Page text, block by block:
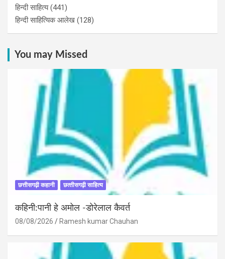
हिन्दी साहित्य(441)
हिन्दी साहित्यिक आलेख (128)
You may Missed
छत्तीसगढ़ी कहानी छत्‍तीसगढ़ी साहित्‍य
कहिनी:पानी हे अमोल -डोरेलाल कैवर्त
08/08/2026 Ramesh kumar Chauhan